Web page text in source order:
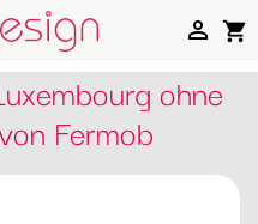
shopping_cart

ohne
Fermob